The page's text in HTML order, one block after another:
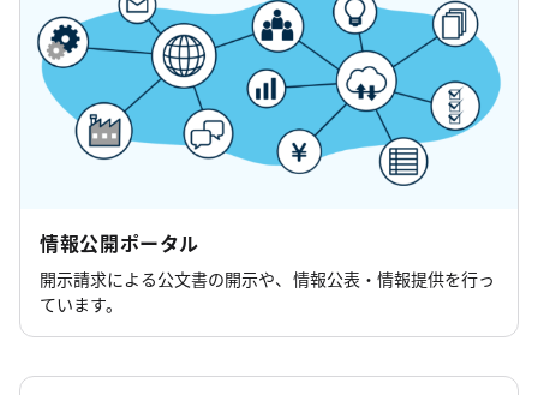
情報公開ポータル
開示請求による公文書の開示や、情報公表・情報提供を行っ
ています。